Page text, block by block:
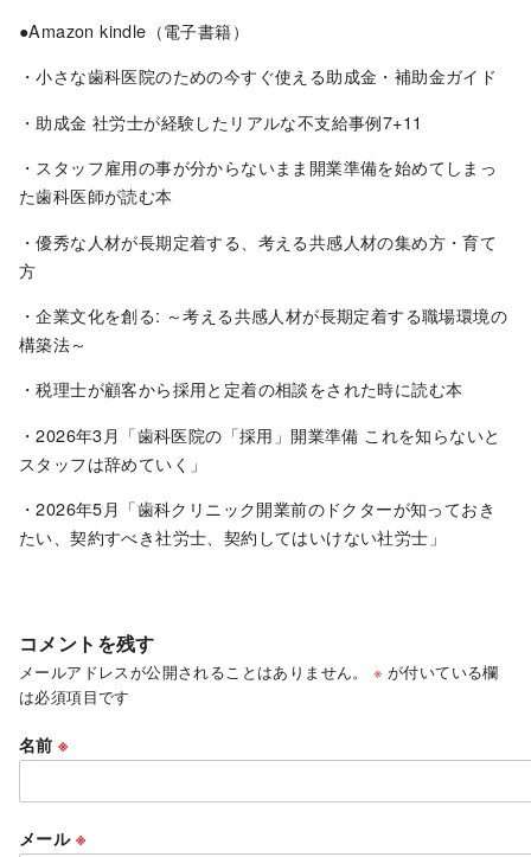
●Amazon kindle（電子書籍）
・小さな歯科医院のための今すぐ使える助成金・補助金ガイド
・助成金 社労士が経験したリアルな不支給事例7+11
・スタッフ雇用の事が分からないまま開業準備を始めてしまっ
た歯科医師が読む本
・優秀な人材が長期定着する、考える共感人材の集め方・育て
方
・企業文化を創る: ～考える共感人材が長期定着する職場環境の
構築法～
・税理士が顧客から採用と定着の相談をされた時に読む本
・2026年3月「歯科医院の「採用」開業準備 これを知らないと
スタッフは辞めていく」
・2026年5月「歯科クリニック開業前のドクターが知っておき
たい、契約すべき社労士、契約してはいけない社労士」
コメントを残す
メールアドレスが公開されることはありません。 ※ が付いている欄
は必須項目です
名前※
メール ※